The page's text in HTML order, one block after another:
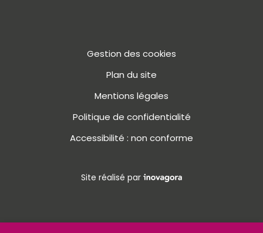
Gestion des cookies
Plan du site
Mentions légales
Politique de confidentialité
Accessibilité : non conforme
Site réalisé par Inovagora (ouverture dans